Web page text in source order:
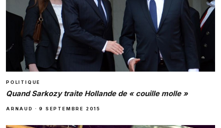
POLITIQUE
Quand Sarkozy traite Hollande de « couille molle »
ARNAUD ·9 SEPTEMBRE 2015